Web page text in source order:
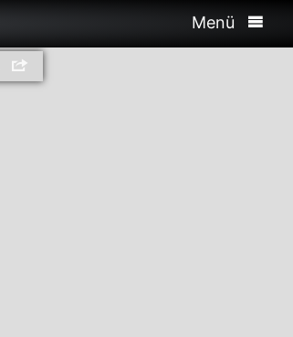
Menü